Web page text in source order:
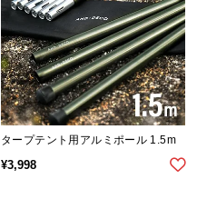
タープテント用アルミポール 1.5m
¥3,998